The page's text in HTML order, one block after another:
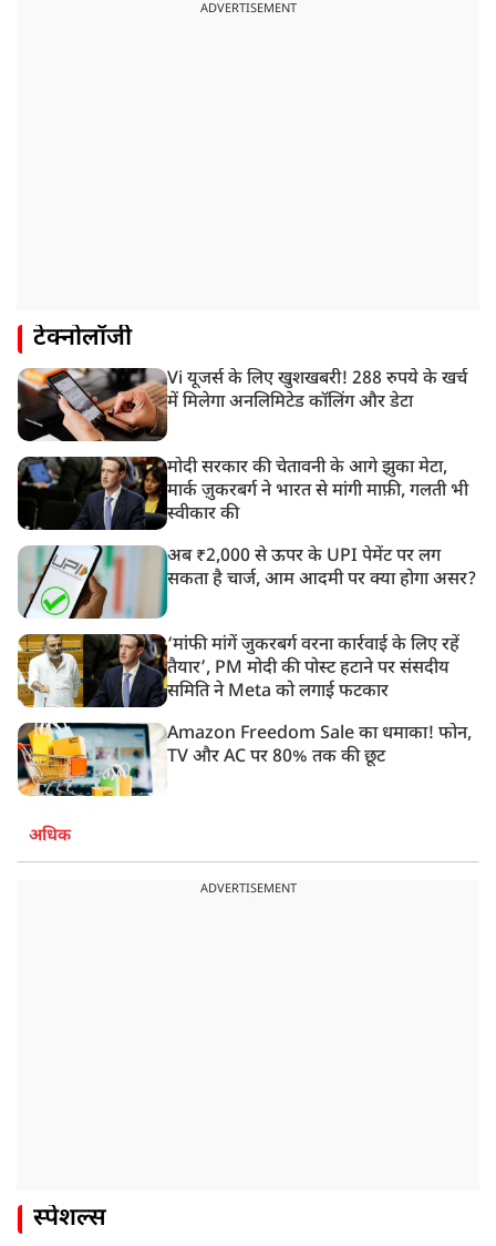
ADVERTISEMENT
टेक्नोलॉजी
Vi यूजर्स के लिए खुशखबरी! 288 रुपये के खर्च
में मिलेगा अनलिमिटेड कॉलिंग और डेटा
मोदी सरकार की चेतावनी के आगे झुका मेटा,
मार्क ज़ुकरबर्ग ने भारत से मांगी माफ़ी, गलती भी
स्वीकार की
अब ₹2,000 से ऊपर के UPI पेमेंट पर लग
सकता है चार्ज, आम आदमी पर क्या होगा असर?
‘मांफी मांगें जुकरबर्ग वरना कार्रवाई के लिए रहें
तैयार’, PM मोदी की पोस्ट हटाने पर संसदीय
समिति ने Meta को लगाई फटकार
Amazon Freedom Sale का धमाका! फोन,
TV और AC पर 80% तक की छूट
अधिक
ADVERTISEMENT
स्पेशल्स